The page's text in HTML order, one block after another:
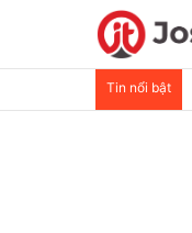
Tin nổi bật